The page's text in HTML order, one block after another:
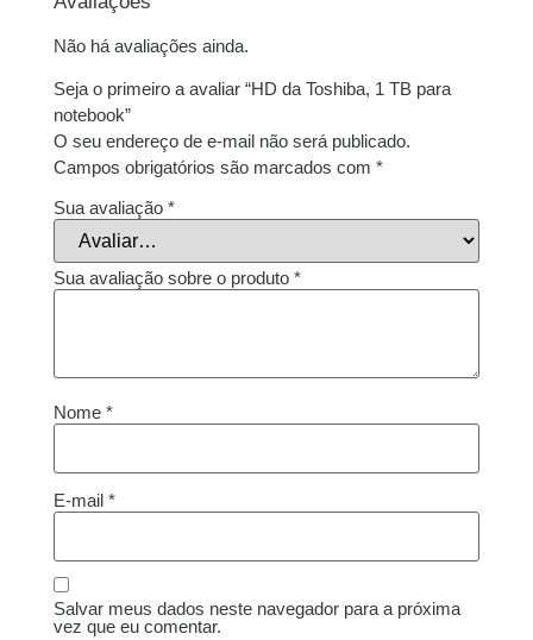
Não há avaliações ainda.
Seja o primeiro a avaliar “HD da Toshiba, 1 TB para
notebook”
O seu endereço de e-mail não será publicado.
Campos obrigatórios são marcados com *
Sua avaliação *
Sua avaliação sobre o produto *
Nome *
E-mail *
Salvar meus dados neste navegador para a próxima
vez que eu comentar.